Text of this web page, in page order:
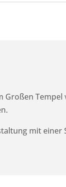
Tempel
mit einer